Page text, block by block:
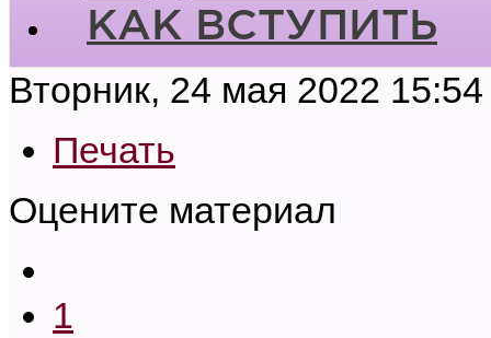
КАК ВСТУПИТЬ
Вторник, 24 мая 2022 15:54
Печать
Оцените материал
1